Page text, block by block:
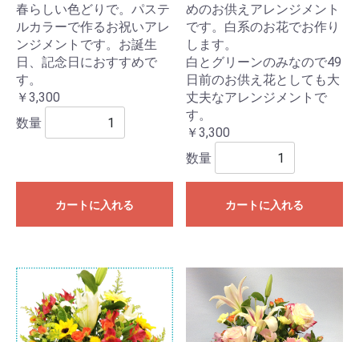
春らしい色どりで。パステ
ルカラーで作るお祝いアレ
ンジメントです。お誕生
日、記念日におすすめで
す。
￥3,300
数量
カートに入れる
めのお供えアレンジメント
です。白系のお花でお作り
します。
白とグリーンのみなので49
日前のお供え花としても大
丈夫なアレンジメントで
す。
￥3,300
数量
カートに入れる